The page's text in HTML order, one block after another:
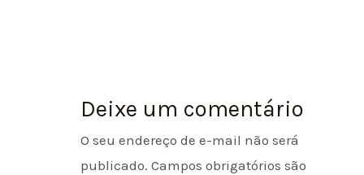
Deixe um comentário
O seu endereço de e-mail não será
publicado. Campos obrigatórios são